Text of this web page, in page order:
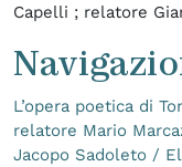
Capelli ; relatore
L’opera poetica di
relatore Mario
Jacopo Sadoleto /